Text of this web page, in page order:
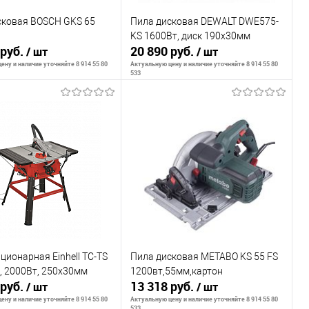
BOSCH GKS 65
/ шт
и наличие уточняйте 8 914 55 80
В корзину
В наличии
Пила дисковая DEWALT DWE575-
KS 1600Вт, диск 190х30мм
20 890 руб./ шт
Актуальную цену и наличие уточняйте 8 914 55 80
533
В корзину
К сравнению
В избранное
В наличии
Einhell TC-TS
2000Вт, 250х30мм
/ шт
и наличие уточняйте 8 914 55 80
Пила дисковая METABO KS 55 FS
1200вт,55мм,картон
13 318 руб./ шт
Актуальную цену и наличие уточняйте 8 914 55 80